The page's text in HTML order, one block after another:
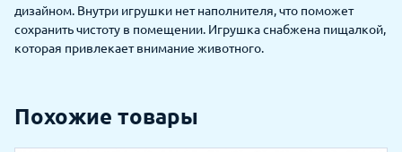
дизайном. Внутри игрушки нет наполнителя, что поможет
сохранить чистоту в помещении. Игрушка снабжена пищалкой,
которая привлекает внимание животного.
Похожие товары